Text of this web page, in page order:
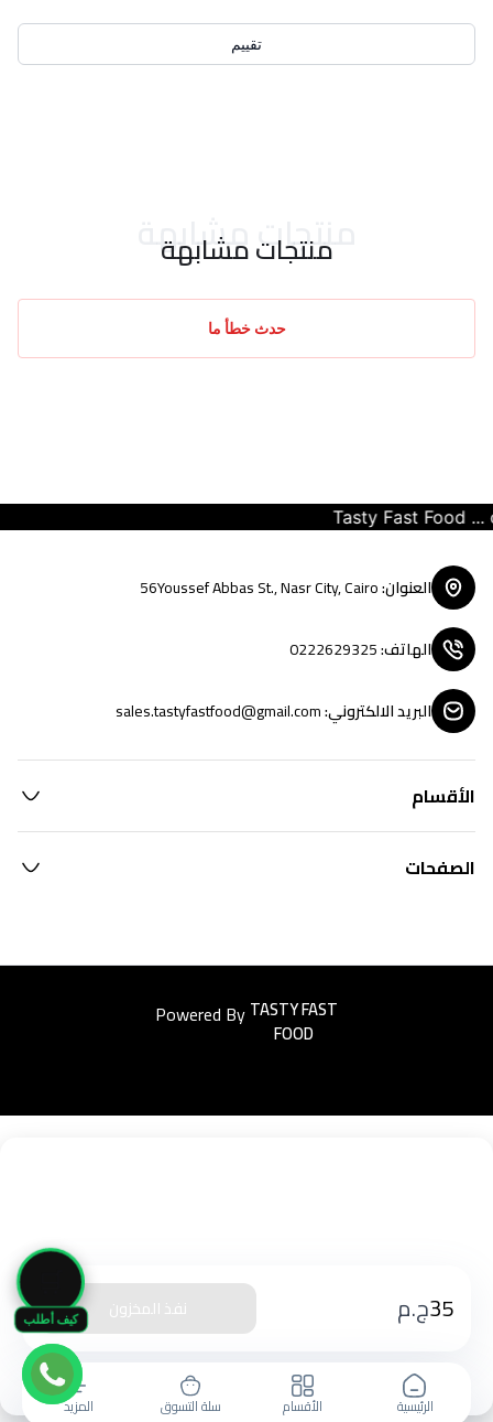
كيف أطلب
تقييم
منتجات مشابهة
منتجات مشابهة
حدث خطأ ما
35ج.م نفذ المخزون
الرئيسية الأقسام سلة التسوق المزيد
Tasty Fast Food ...
العنوان:
56Youssef Abbas St., Nasr City, Cairo
الهاتف:
0222629325
البريد الالكتروني:
sales.tastyfastfood@gmail.com
الأقسام
الصفحات
Powered ByEasyorders